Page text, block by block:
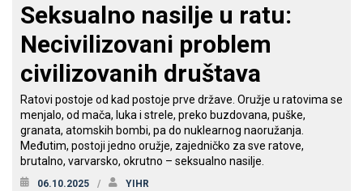
Seksualno nasilje u ratu:
Necivilizovani problem
civilizovanih društava
Ratovi postoje od kad postoje prve države. Oružje u ratovima se
menjalo, od mača, luka i strele, preko buzdovana, puške,
granata, atomskih bombi, pa do nuklearnog naoružanja.
Međutim, postoji jedno oružje, zajedničko za sve ratove,
brutalno, varvarsko, okrutno – seksualno nasilje.
06.10.2025 YIHR